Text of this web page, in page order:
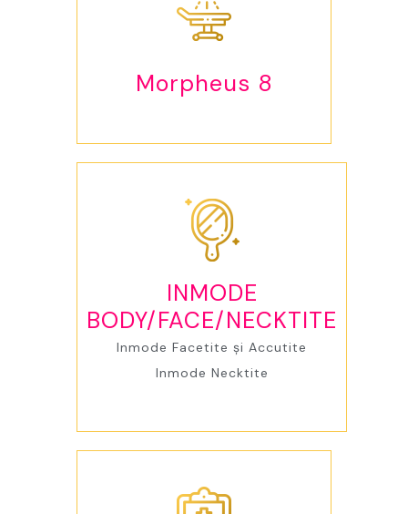
Morpheus 8
INMODE
BODY/FACE/NECKTITE
Inmode Facetite și Accutite
Inmode Necktite